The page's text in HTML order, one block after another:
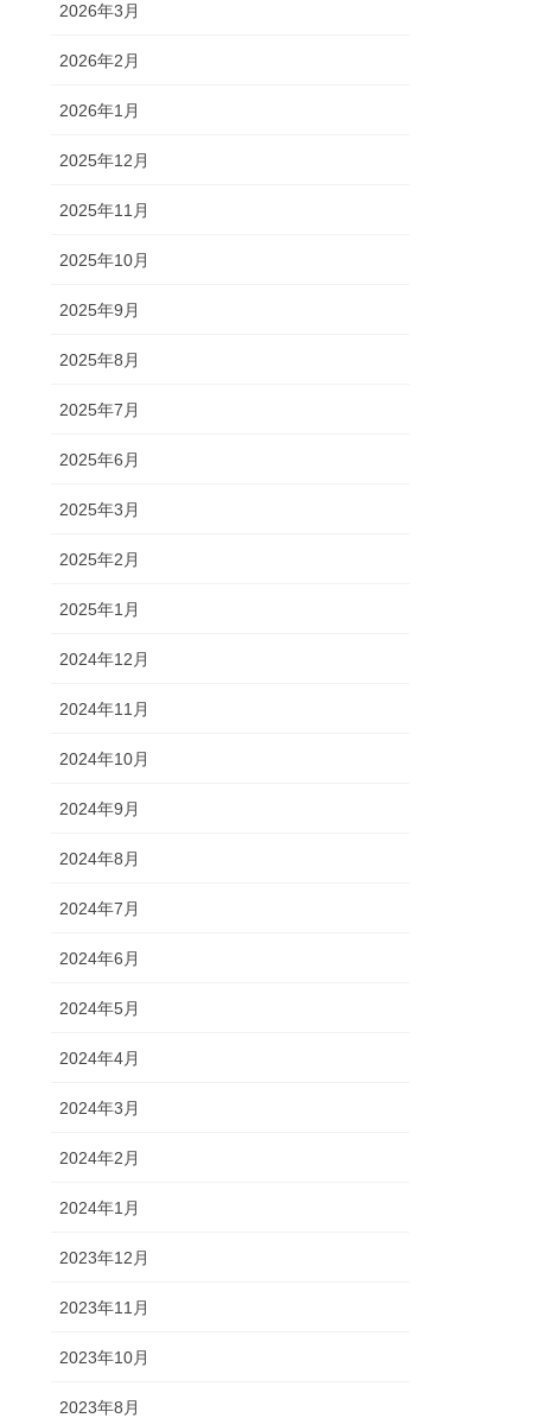
2026年3月
2026年2月
2026年1月
2025年12月
2025年11月
2025年10月
2025年9月
2025年8月
2025年7月
2025年6月
2025年3月
2025年2月
2025年1月
2024年12月
2024年11月
2024年10月
2024年9月
2024年8月
2024年7月
2024年6月
2024年5月
2024年4月
2024年3月
2024年2月
2024年1月
2023年12月
2023年11月
2023年10月
2023年8月